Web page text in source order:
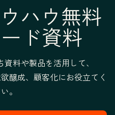
ハウ無料
ド資料
料や製品を活用して、
醸成、顧客化にお役立てく
。